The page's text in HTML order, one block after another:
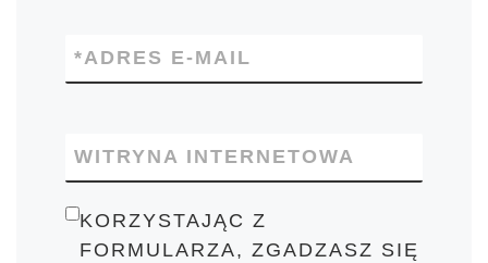
ADRES E-MAIL
*
WITRYNA INTERNETOWA
KORZYSTAJĄC Z
FORMULARZA, ZGADZASZ SIĘ